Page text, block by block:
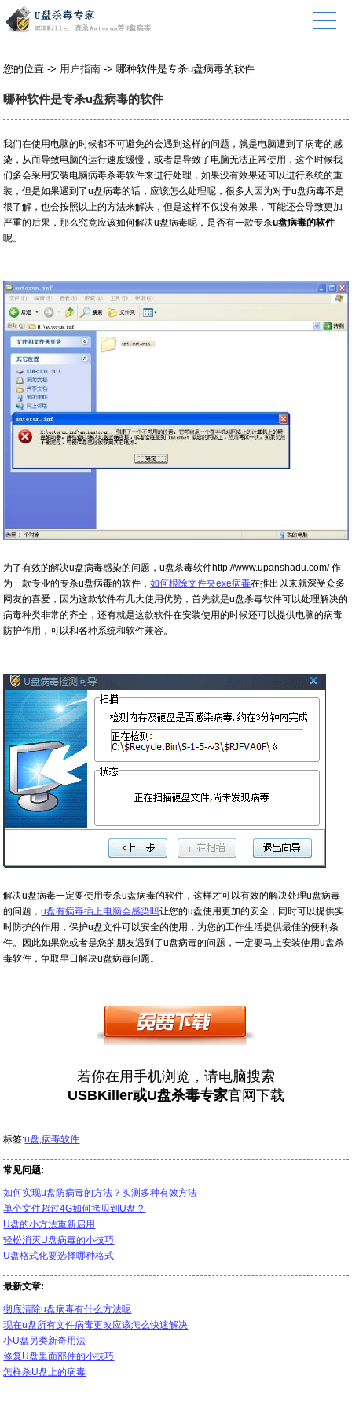
您的位置 -> 用户指南 -> 哪种软件是专杀u盘病毒的软件
哪种软件是专杀u盘病毒的软件
我们在使用电脑的时候都不可避免的会遇到这样的问题，就是电脑遭到了病毒的感
染，从而导致电脑的运行速度缓慢，或者是导致了电脑无法正常使用，这个时候我
们多会采用安装电脑病毒杀毒软件来进行处理，如果没有效果还可以进行系统的重
装，但是如果遇到了u盘病毒的话，应该怎么处理呢，很多人因为对于u盘病毒不是
很了解，也会按照以上的方法来解决，但是这样不仅没有效果，可能还会导致更加
严重的后果，那么究竟应该如何解决u盘病毒呢，是否有一款专杀u盘病毒的软件
呢。
为了有效的解决u盘病毒感染的问题，u盘杀毒软件http://www.upanshadu.com/ 作
为一款专业的专杀u盘病毒的软件，如何根除文件夹exe病毒在推出以来就深受众多
网友的喜爱，因为这款软件有几大使用优势，首先就是u盘杀毒软件可以处理解决的
病毒种类非常的齐全，还有就是这款软件在安装使用的时候还可以提供电脑的病毒
防护作用，可以和各种系统和软件兼容。
解决u盘病毒一定要使用专杀u盘病毒的软件，这样才可以有效的解决处理u盘病毒
的问题，u盘有病毒插上电脑会感染吗让您的u盘使用更加的安全，同时可以提供实
时防护的作用，保护u盘文件可以安全的使用，为您的工作生活提供最佳的便利条
件。因此如果您或者是您的朋友遇到了u盘病毒的问题，一定要马上安装使用u盘杀
毒软件，争取早日解决u盘病毒问题。
若你在用手机浏览，请电脑搜索
USBKiller或U盘杀毒专家官网下载
标签:u盘,病毒软件
常见问题:
如何实现u盘防病毒的方法？实测多种有效方法
单个文件超过4G如何拷贝到U盘？
U盘的小方法重新启用
轻松消灭U盘病毒的小技巧
U盘格式化要选择哪种格式
最新文章:
彻底清除u盘病毒有什么方法呢
现在u盘所有文件病毒更改应该怎么快速解决
小U盘另类新奇用法
修复U盘里面部件的小技巧
怎样杀U盘上的病毒